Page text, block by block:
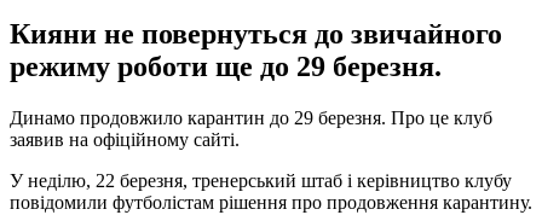
Кияни не повернуться до звичайного
режиму роботи ще до 29 березня.
Динамо продовжило карантин до 29 березня. Про це клуб
заявив на офіційному сайті.
У неділю, 22 березня, тренерський штаб і керівництво клубу
повідомили футболістам рішення про продовження карантину.